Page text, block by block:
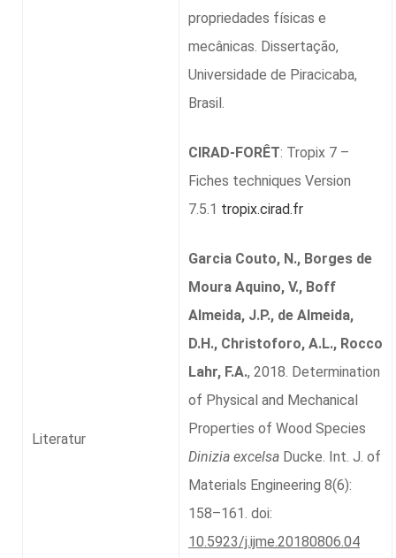
Literatur
propriedades físicas e
mecânicas. Dissertação,
Universidade de Piracicaba,
Brasil.
CIRAD-FORÊT: Tropix 7 –
Fiches techniques Version
7.5.1 tropix.cirad.fr
Garcia Couto, N., Borges de
Moura Aquino, V., Boff
Almeida, J.P., de Almeida,
D.H., Christoforo, A.L., Rocco
Lahr, F.A., 2018. Determination
of Physical and Mechanical
Properties of Wood Species
Dinizia excelsa Ducke. Int. J. of
Materials Engineering 8(6):
158–161. doi:
10.5923/j.ijme.20180806.04